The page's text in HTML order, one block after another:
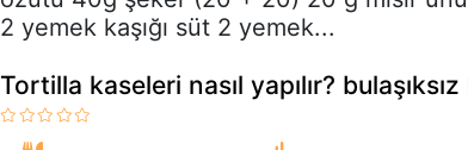
2 yemek kaşığı süt 2 yemek...
Tortilla kaseleri nasıl yapılır?